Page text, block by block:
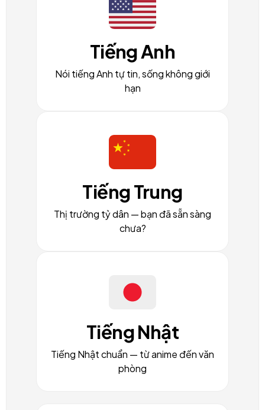
Tiếng Anh
Nói tiếng Anh tự tin, sống không giới
hạn
Tiếng Trung
Thị trường tỷ dân — bạn đã sẵn sàng
chưa?
Tiếng Nhật
Tiếng Nhật chuẩn — từ anime đến văn
phòng